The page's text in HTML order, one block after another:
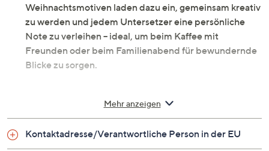
Weihnachtsmotiven laden dazu ein, gemeinsam kreativ
zu werden und jedem Untersetzer eine persönliche
Note zu verleihen – ideal, um beim Kaffee mit
Freunden oder beim Familienabend für bewundernde
Blicke zu sorgen.
6 Untersetzer aus Acryl, ca. 10 cm Durchmesser,
mit bedruckter Vorlage (Weihnachten) und
Klebefläche (eine Seite zum Nachlegen)
Mehr anzeigen
Kontaktadresse/Verantwortliche Person in der EU